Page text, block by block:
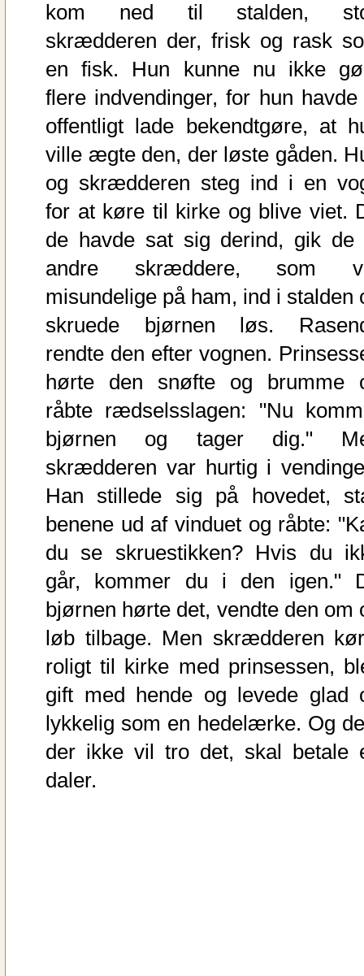
kom ned til stalden,
skrædderen der, frisk og rask
en fisk. Hun kunne nu ikke
flere indvendinger, for hun havde
offentligt lade bekendtgøre, at
ville ægte den, der løste gåden.
og skrædderen steg ind i en
for at køre til kirke og blive viet.
de havde sat sig derind, gik de
andre skræddere, som
misundelige på ham, ind i stalden
skruede bjørnen løs.
rendte den efter vognen.
hørte den snøfte og brumme
råbte rædselsslagen: "Nu
bjørnen og tager dig."
skrædderen var hurtig i
Han stillede sig på hovedet,
benene ud af vinduet og råbte:
du se skruestikken? Hvis du
går, kommer du i den igen."
bjørnen hørte det, vendte den om
løb tilbage. Men skrædderen
roligt til kirke med prinsessen,
gift med hende og levede glad
lykkelig som en hedelærke. Og
der ikke vil tro det, skal betale
daler.